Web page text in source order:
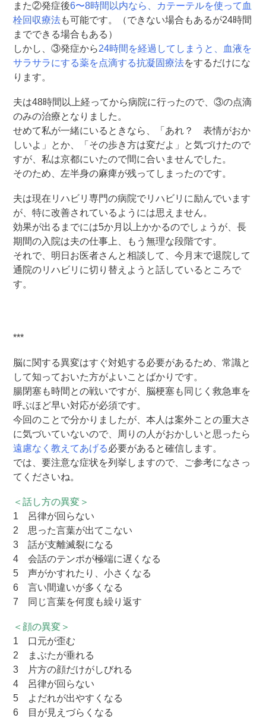
また②発症後6〜8時間以内なら、カテーテルを使って血
栓回収療法も可能です。（できない場合もあるが24時間
までできる場合もある）
しかし、③発症から24時間を経過してしまうと、血液を
サラサラにする薬を点滴する抗凝固療法をするだけにな
ります。
夫は48時間以上経ってから病院に行ったので、③の点滴
のみの治療となりました。
せめて私が一緒にいるときなら、「あれ？ 表情がおか
しいよ」とか、「その歩き方は変だよ」と気づけたので
すが、私は京都にいたので間に合いませんでした。
そのため、左半身の麻痺が残ってしまったのです。
夫は現在リハビリ専門の病院でリハビリに励んでいます
が、特に改善されているようには思えません。
効果が出るまでには5か月以上かかるのでしょうが、長
期間の入院は夫の仕事上、もう無理な段階です。
それで、明日お医者さんと相談して、今月末で退院して
通院のリハビリに切り替えようと話しているところで
す。
***
脳に関する異変はすぐ対処する必要があるため、常識と
して知っておいた方がよいことばかりです。
腸閉塞も時間との戦いですが、脳梗塞も同じく救急車を
呼ぶほど早い対応が必須です。
今回のことで分かりましたが、本人は案外ことの重大さ
に気づいていないので、周りの人がおかしいと思ったら
遠慮なく教えてあげる必要があると確信します。
では、要注意な症状を列挙しますので、ご参考になさっ
てくださいね。
＜話し方の異変＞
1 呂律が回らない
2 思った言葉が出てこない
3 話が支離滅裂になる
4 会話のテンポが極端に遅くなる
5 声がかすれたり、小さくなる
6 言い間違いが多くなる
7 同じ言葉を何度も繰り返す
＜顔の異変＞
1 口元が歪む
2 まぶたが垂れる
3 片方の顔だけがしびれる
4 呂律が回らない
5 よだれが出やすくなる
6 目が見えづらくなる